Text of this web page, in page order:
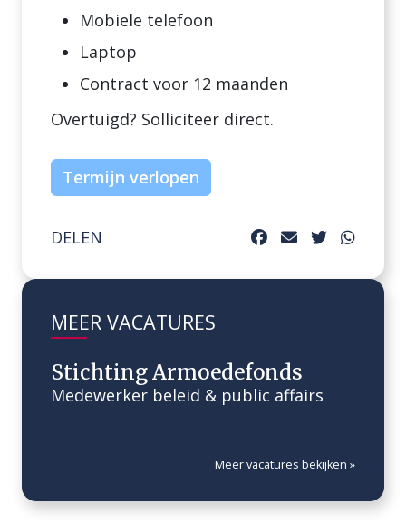
Mobiele telefoon
Laptop
Contract voor 12 maanden
Overtuigd? Solliciteer direct.
Termijn verlopen
DELEN
MEER VACATURES
Stichting Armoedefonds
Medewerker beleid & public affairs
Meer vacatures bekijken »